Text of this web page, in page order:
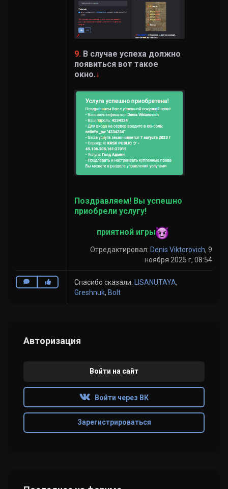
9. В случае успеха должно
появиться вот такое
окно.↓
Поздравляем! Вы успешно
приобрели услугу!
приятной игры
Отредактировал: Denis Viktorovich, 9
ноября 2025 г, 08:54
Спасибо сказали: LISANUTAYA,
Greshnuk, Bolt
Авторизация
Войти на сайт
Войти через ВК
Зарегистрироваться